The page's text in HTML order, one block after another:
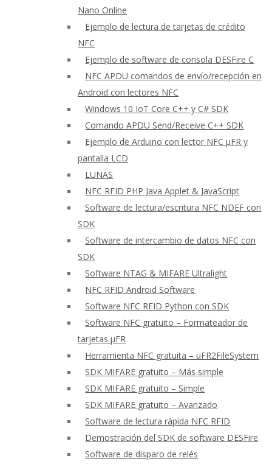
Nano Online
Ejemplo de lectura de tarjetas de crédito
NFC
Ejemplo de software de consola DESFire C
NFC APDU comandos de envío/recepción en
Android con lectores NFC
Windows 10 IoT Core C++ y C# SDK
Comando APDU Send/Receive C++ SDK
Ejemplo de Arduino con lector NFC μFR y
pantalla LCD
LUNAS
NFC RFID PHP Java Applet & JavaScript
Software de lectura/escritura NFC NDEF con
SDK
Software de intercambio de datos NFC con
SDK
Software NTAG & MIFARE Ultralight
NFC RFID Android Software
Software NFC RFID Python con SDK
Software NFC gratuito – Formateador de
tarjetas μFR
Herramienta NFC gratuita – uFR2FileSystem
SDK MIFARE gratuito – Más simple
SDK MIFARE gratuito – Simple
SDK MIFARE gratuito – Avanzado
Software de lectura rápida NFC RFID
Demostración del SDK de software DESFire
Software de disparo de relés